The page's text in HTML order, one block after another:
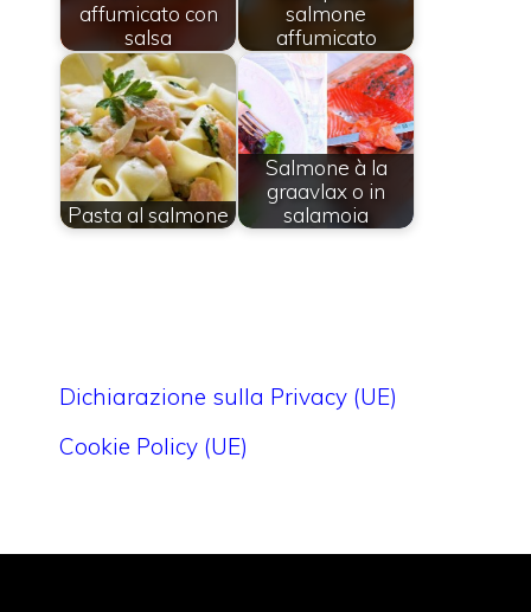
affumicato con
salsa
salmone
affumicato
Pasta al salmone
Salmone à la
graavlax o in
salamoia
Dichiarazione sulla Privacy (UE)
Cookie Policy (UE)